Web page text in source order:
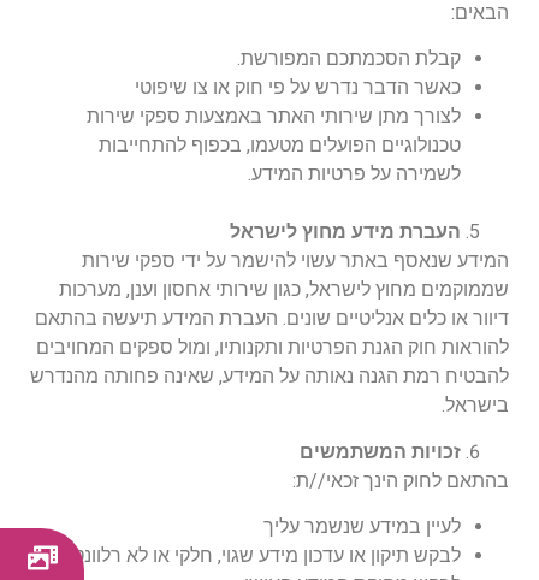
הבאים:
קבלת הסכמתכם המפורשת.
כאשר הדבר נדרש על פי חוק או צו שיפוטי
לצורך מתן שירותי האתר באמצעות ספקי שירות
טכנולוגיים הפועלים מטעמו, בכפוף להתחייבות
לשמירה על פרטיות המידע.
העברת מידע מחוץ לישראל
המידע שנאסף באתר עשוי להישמר על ידי ספקי שירות
שממוקמים מחוץ לישראל, כגון שירותי אחסון וענן, מערכות
דיוור או כלים אנליטיים שונים. העברת המידע תיעשה בהתאם
להוראות חוק הגנת הפרטיות ותקנותיו, ומול ספקים המחויבים
להבטיח רמת הגנה נאותה על המידע, שאינה פחותה מהנדרש
בישראל.
זכויות המשתמשים
בהתאם לחוק הינך זכאי//ת:
לעיין במידע שנשמר עליך
לבקש תיקון או עדכון מידע שגוי, חלקי או לא רלוונטי.
רגע!
כמה תמונות יש לך בנייד?